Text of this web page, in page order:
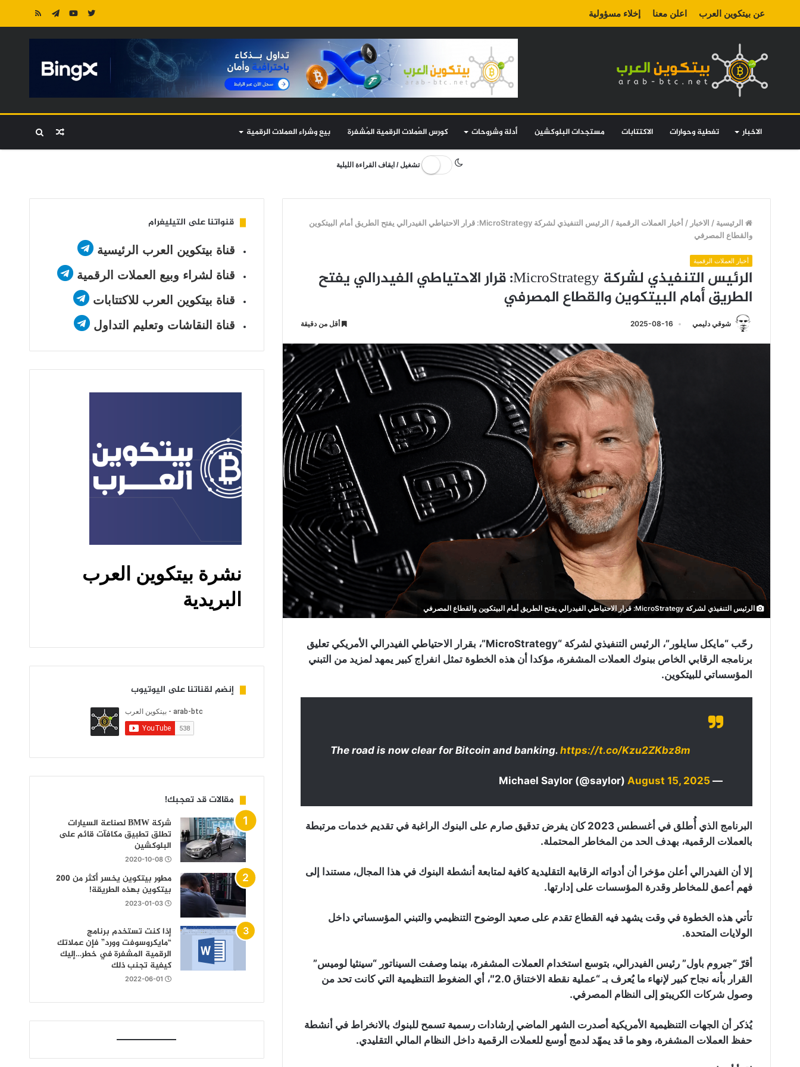
عن بيتكوين العرب اعلن معنا إخلاء مسؤولية
الاخبار تغطية وحوارات الاكتتابات مستجدات البلوكشين أدلة وشروحات كورس العُملات الرقمية المُشفرة بيع وشراء العملات الرقمية بحث مقال
تشغيل / ايقاف القراءة الليلية
الرئيسية / الاخبار / أخبار العملات الرقمية /
الرئيس التنفيذي لشركة MicroStrategy: قرار الاحتياطي الفيدرالي يفتح الطريق أمام البيتكوين
والقطاع المصرفي
أخبار العملات الرقمية
الرئيس التنفيذي لشركة MicroStrategy: قرار الاحتياطي الفيدرالي يفتح
الطريق أمام البيتكوين والقطاع المصرفي
شوقي دليمي 2025-08-16 أقل من دقيقة
الرئيس التنفيذي لشركة MicroStrategy: قرار الاحتياطي الفيدرالي يفتح الطريق أمام البيتكوين والقطاع المصرفي
رحّب “مايكل سايلور”، الرئيس التنفيذي لشركة “MicroStrategy”، بقرار الاحتياطي الفيدرالي الأمريكي تعليق
برنامجه الرقابي الخاص ببنوك العملات المشفرة، مؤكدا أن هذه الخطوة تمثل انفراج كبير يمهد لمزيد من التبني
المؤسساتي للبيتكوين.
The road is now clear for Bitcoin and banking.https://t.co/Kzu2ZKbz8m
— Michael Saylor (@saylor)
August 15, 2025
البرنامج الذي أُطلق في أغسطس 2023 كان يفرض تدقيق صارم على البنوك الراغبة في تقديم خدمات مرتبطة
بالعملات الرقمية، بهدف الحد من المخاطر المحتملة.
إلا أن الفيدرالي أعلن مؤخرا أن أدواته الرقابية التقليدية كافية لمتابعة أنشطة البنوك في هذا المجال، مستندا إلى
فهم أعمق للمخاطر وقدرة المؤسسات على إدارتها.
تأتي هذه الخطوة في وقت يشهد فيه القطاع تقدم على صعيد الوضوح التنظيمي والتبني المؤسساتي داخل
الولايات المتحدة.
أقرّ “جيروم باول” رئيس الفيدرالي، بتوسع استخدام العملات المشفرة، بينما وصفت السيناتور “سينثيا لوميس”
القرار بأنه نجاح كبير لإنهاء ما يُعرف بـ “عملية نقطة الاختناق 2.0″، أي الضغوط التنظيمية التي كانت تحد من
وصول شركات الكريبتو إلى النظام المصرفي.
يُذكر أن الجهات التنظيمية الأمريكية أصدرت الشهر الماضي إرشادات رسمية تسمح للبنوك بالانخراط في أنشطة
حفظ العملات المشفرة، وهو ما قد يمهّد لدمج أوسع للعملات الرقمية داخل النظام المالي التقليدي.
تسمح بإطلاق العملات الرقمية على شبكة
سهم “STRC” التابع لـ “Strategy” يتجاوز
90 دولار لأول مرة منذ يونيو: هل بدأت خطة
بينانس تقاضي مؤسسي “RedotPay” في
كاردانو تسجل قفزة بنسبة 33% في حجم
التداول: هل تستعد لموجة صعود جديدة؟
قنواتنا على التيليغرام
قناة بيتكوين العرب الرئيسية
قناة لشراء وبيع العملات الرقمية
قناة بيتكوين العرب للاكتتابات
قناة النقاشات وتعليم التداول
إنضم لقناتنا على اليوتيوب
مقالات قد تعجبك!
شركة BMW لصناعة السيارات
تطلق تطبيق مكافآت قائم على
البلوكشين
2020-10-08
مطور بيتكوين يخسر أكثر من 200
بيتكوين بهذه الطريقة!
2023-01-03
إذا كنت تستخدم برنامج
“مايكروسوفت وورد” فإن عملاتك
الرقمية المشفرة في خطر…إليك
كيفية تجنب ذلك
2022-06-01